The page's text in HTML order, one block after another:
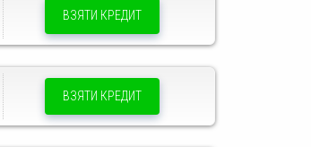
ВЗЯТИ КРЕДИТ
ВЗЯТИ КРЕДИТ